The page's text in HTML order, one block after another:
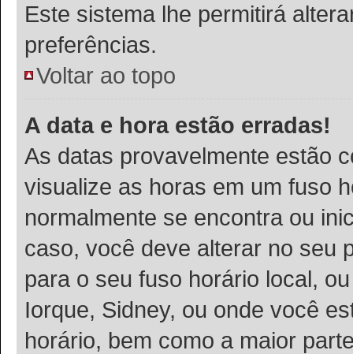
Este sistema lhe permitirá
preferências.
Voltar ao topo
A data e hora estão erradas!
As datas provavelmente estão
visualize as horas em um fuso
normalmente se encontra ou
caso, você deve alterar no seu
para o seu fuso horário local,
Iorque, Sidney, ou onde você
horário, bem como a maior